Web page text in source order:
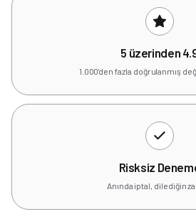
5 üzerinden
1.000'den fazla doğrulanmış
Risksiz
Anında iptal, dilediğin